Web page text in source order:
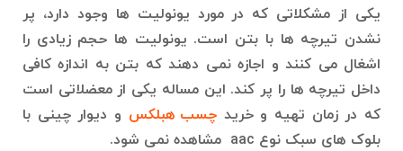
یکی از مشکلاتی که در مورد یونولیت ها وجود دارد، پر
نشدن تیرچه ها با بتن است. یونولیت ها حجم زیادی را
اشغال می کنند و اجازه نمی دهند که بتن به اندازه کافی
داخل تیرچه ها را پر کند. این مساله یکی از معضلاتی است
که در زمان تهیه و خریدچسب هبلکس و دیوار چینی با
بلوک های سبک نوع aac مشاهده نمی شود.